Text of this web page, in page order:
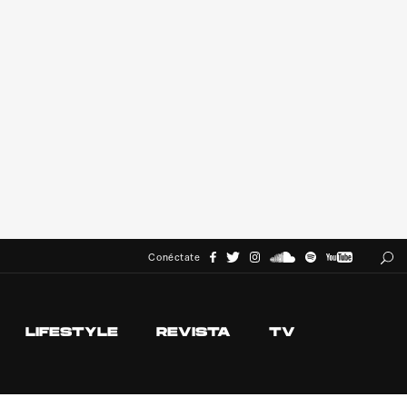
Conéctate
LIFESTYLE REVISTA TV